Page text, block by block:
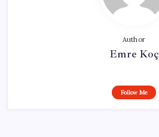
Author
Emre Koç
Follow Me